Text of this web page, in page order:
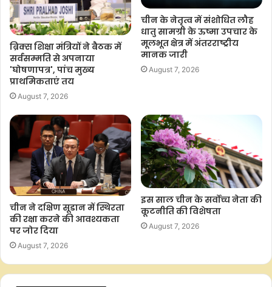
ब्रिक्स शिक्षा मंत्रियों ने बैठक में
सर्वसम्मति से अपनाया
'घोषणापत्र', पांच मुख्य
प्राथमिकताएं तय
August 7, 2026
चीन के नेतृत्व में संशोधित लौह
धातु सामग्री के ऊष्मा उपचार के
मूलभूत क्षेत्र में अंतरराष्ट्रीय
मानक जारी
August 7, 2026
चीन ने दक्षिण सूडान में स्थिरता
की रक्षा करने की आवश्यकता
पर जोर दिया
August 7, 2026
इस साल चीन के सर्वोच्च नेता की
कूटनीति की विशेषता
August 7, 2026